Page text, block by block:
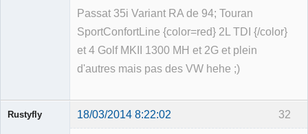
Passat 35i Variant RA de 94; Touran
SportConfortLine {color=red} 2L TDI {/color}
et 4 Golf MKII 1300 MH et 2G et plein
d'autres mais pas des VW hehe ;)
32
Rustyfly 18/03/2014 8:22:02